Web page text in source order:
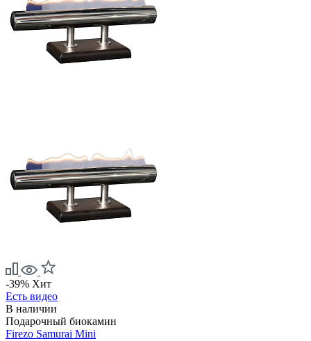
-39% Хит
Есть видео
В наличии
Подарочный биокамин
Firezo Samurai Mini